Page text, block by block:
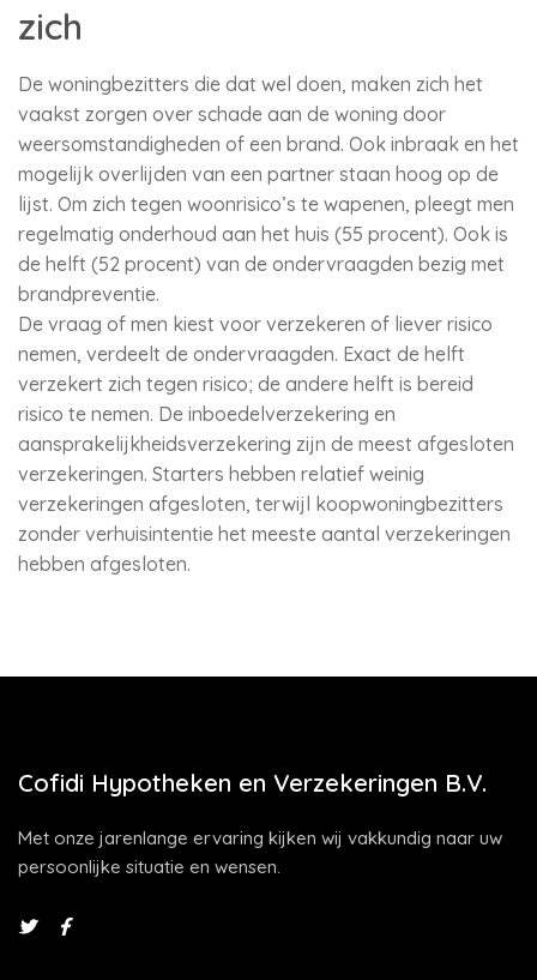
zich
De woningbezitters die dat wel doen, maken zich het
vaakst zorgen over schade aan de woning door
weersomstandigheden of een brand. Ook inbraak en het
mogelijk overlijden van een partner staan hoog op de
lijst. Om zich tegen woonrisico’s te wapenen, pleegt men
regelmatig onderhoud aan het huis (55 procent). Ook is
de helft (52 procent) van de ondervraagden bezig met
brandpreventie.
De vraag of men kiest voor verzekeren of liever risico
nemen, verdeelt de ondervraagden. Exact de helft
verzekert zich tegen risico; de andere helft is bereid
risico te nemen. De inboedelverzekering en
aansprakelijkheidsverzekering zijn de meest afgesloten
verzekeringen. Starters hebben relatief weinig
verzekeringen afgesloten, terwijl koopwoningbezitters
zonder verhuisintentie het meeste aantal verzekeringen
hebben afgesloten.
Cofidi Hypotheken en Verzekeringen B.V.
Met onze jarenlange ervaring kijken wij vakkundig naar uw
persoonlijke situatie en wensen.